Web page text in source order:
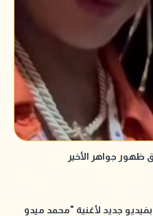
ظهور جواهر الأخير
جديد لأغنية "محمد ميدو